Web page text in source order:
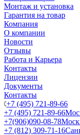
Монтаж и установка
Гарантия на товар
Компания
О компании
Новости
Отзывы
Работа и Карьера
Контакты
Лицензии
Документы
Контакты
+7 (495) 721-89-66
+7 (495) 721-89-66
+7(906)090-08-78
+7 (812) 309-71-16